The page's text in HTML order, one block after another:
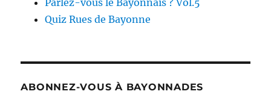
Parlez-vous le Bayonnais ? Vol.5
Quiz Rues de Bayonne
ABONNEZ-VOUS À BAYONNADES